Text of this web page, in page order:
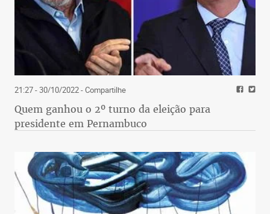
21:27 - 30/10/2022- Compartilhe
Quem ganhou o 2º turno da eleição para
presidente em Pernambuco